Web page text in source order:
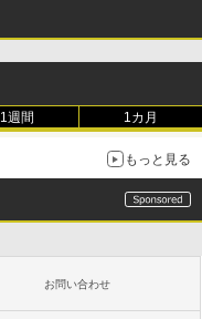
1週間 1カ月
もっと見る
お問い合わせ